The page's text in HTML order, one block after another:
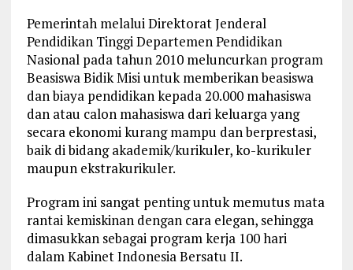
Pemerintah melalui Direktorat Jenderal
Pendidikan Tinggi Departemen Pendidikan
Nasional pada tahun 2010 meluncurkan program
Beasiswa Bidik Misi untuk memberikan beasiswa
dan biaya pendidikan kepada 20.000 mahasiswa
dan atau calon mahasiswa dari keluarga yang
secara ekonomi kurang mampu dan berprestasi,
baik di bidang akademik/kurikuler, ko-kurikuler
maupun ekstrakurikuler.
Program ini sangat penting untuk memutus mata
rantai kemiskinan dengan cara elegan, sehingga
dimasukkan sebagai program kerja 100 hari
dalam Kabinet Indonesia Bersatu II.